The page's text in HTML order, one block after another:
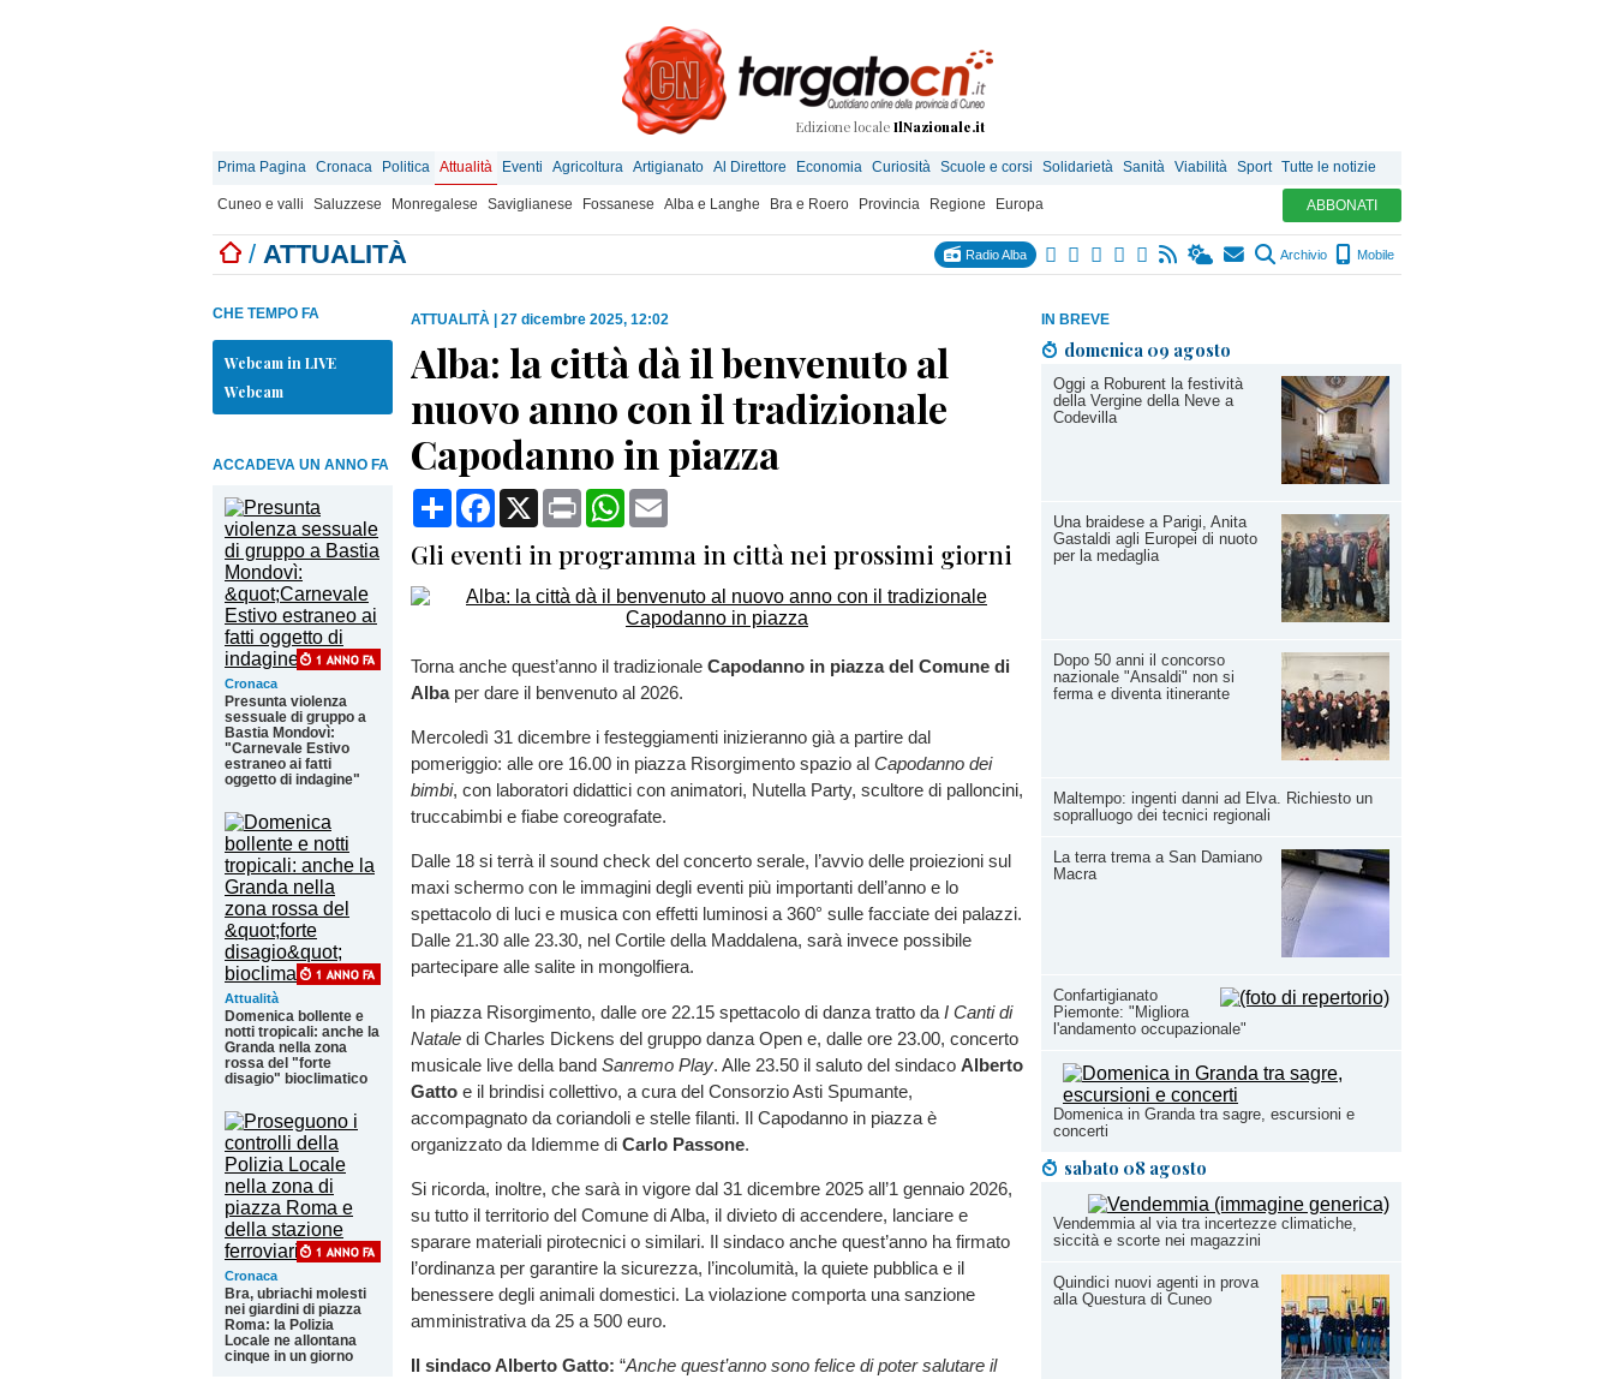
Edizione locale IlNazionale.it
Prima Pagina Cronaca Politica Attualità Eventi Agricoltura Artigianato Al Direttore Economia Curiosità Scuole e corsi Solidarietà Sanità Viabilità Sport Tutte le notizie
Cuneo e valli Saluzzese Monregalese Saviglianese Fossanese Alba e Langhe Bra e Roero Provincia Regione Europa ABBONATI
/ ATTUALITÀ Radio Alba Archivio Mobile
IN BREVE
domenica 09 agosto
Oggi a Roburent la festività
della Vergine della Neve a
Codevilla
Una braidese a Parigi, Anita
Gastaldi agli Europei di nuoto
per la medaglia
Dopo 50 anni il concorso
nazionale "Ansaldi" non si
ferma e diventa itinerante
Maltempo: ingenti danni ad Elva. Richiesto un
sopralluogo dei tecnici regionali
La terra trema a San Damiano
Macra
Confartigianato
Piemonte: "Migliora
l'andamento occupazionale"
Domenica in Granda tra sagre, escursioni e
concerti
sabato 08 agosto
Vendemmia al via tra incertezze climatiche,
siccità e scorte nei magazzini
Quindici nuovi agenti in prova
alla Questura di Cuneo
CHE TEMPO FA
Webcam in LIVE
Webcam
ACCADEVA UN ANNO FA
Cronaca
Presunta violenza
sessuale di gruppo a
Bastia Mondovì:
"Carnevale Estivo
estraneo ai fatti
oggetto di indagine"
Attualità
Domenica bollente e
notti tropicali: anche la
Granda nella zona
rossa del "forte
disagio" bioclimatico
Cronaca
Bra, ubriachi molesti
nei giardini di piazza
Roma: la Polizia
Locale ne allontana
cinque in un giorno
ATTUALITÀ 27 dicembre 2025, 12:02
Alba: la città dà il benvenuto al
nuovo anno con il tradizionale
Capodanno in piazza
CondividiFacebook
X Print WhatsApp
Gli eventi in programma in città nei prossimi giorni
Torna anche quest’anno il tradizionale Capodanno in piazza del Comune di
Albaper dare il benvenuto al 2026.
Mercoledì 31 dicembre i festeggiamenti inizieranno già a partire dal
pomeriggio: alle ore 16.00 in piazza Risorgimento spazio al Capodanno dei
bimbi, con laboratori didattici con animatori, Nutella Party, scultore di palloncini,
truccabimbi e fiabe coreografate.
Dalle 18 si terrà il sound check del concerto serale, l’avvio delle proiezioni sul
maxi schermo con le immagini degli eventi più importanti dell’anno e lo
spettacolo di luci e musica con effetti luminosi a 360° sulle facciate dei palazzi.
Dalle 21.30 alle 23.30, nel Cortile della Maddalena, sarà invece possibile
partecipare alle salite in mongolfiera.
In piazza Risorgimento, dalle ore 22.15 spettacolo di danza tratto da I Canti di
Natale di Charles Dickens del gruppo danza Open e, dalle ore 23.00, concerto
musicale live della band Sanremo Play. Alle 23.50 il saluto del sindaco Alberto
Gatto e il brindisi collettivo, a cura del Consorzio Asti Spumante,
accompagnato da coriandoli e stelle filanti. Il Capodanno in piazza è
organizzato da Idiemme di Carlo Passone.
Si ricorda, inoltre, che sarà in vigore dal 31 dicembre 2025 all’1 gennaio 2026,
su tutto il territorio del Comune di Alba, il divieto di accendere, lanciare e
sparare materiali pirotecnici o similari. Il sindaco anche quest’anno ha firmato
l’ordinanza per garantire la sicurezza, l’incolumità, la quiete pubblica e il
benessere degli animali domestici. La violazione comporta una sanzione
amministrativa da 25 a 500 euro.
Il sindaco Alberto Gatto: “Anche quest’anno sono felice di poter salutare il